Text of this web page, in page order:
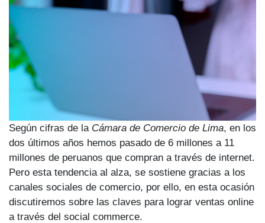
Según cifras de la Cámara de Comercio de Lima, en los
dos últimos años hemos pasado de 6 millones a 11
millones de peruanos que compran a través de internet.
Pero esta tendencia al alza, se sostiene gracias a los
canales sociales de comercio, por ello, en esta ocasión
discutiremos sobre las claves para lograr ventas online
a través del social commerce.